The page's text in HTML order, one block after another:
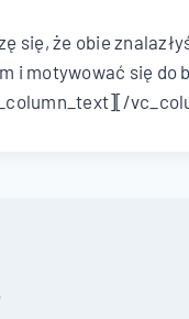
się, że obie
i motywować się do